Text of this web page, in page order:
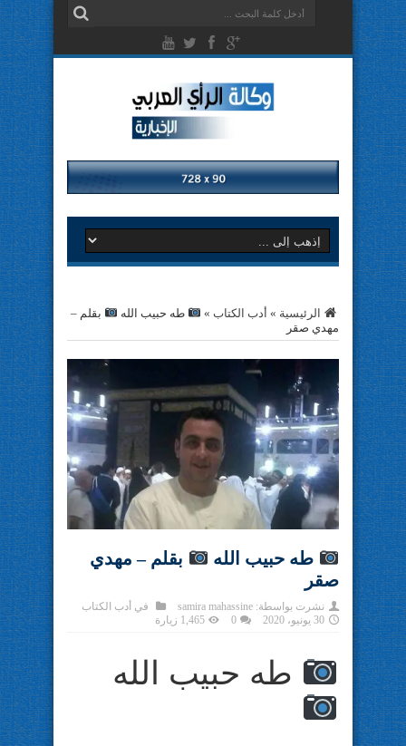
الرئيسية » أدب الكتاب » طه حبيب الله
بقلم –
مهدي صقر
طه حبيب الله
بقلم – مهدي
صقر
نشرت بواسطة: samira mahassine في أدب الكتاب
30 يونيو، 2020
0 1,465 زيارة
طه حبيب الله